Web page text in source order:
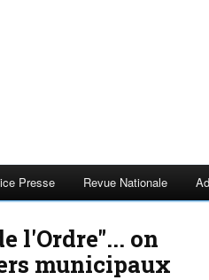
Presse Revue Nationale
l'Ordre"... on
municipaux